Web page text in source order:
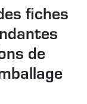
fiches
de